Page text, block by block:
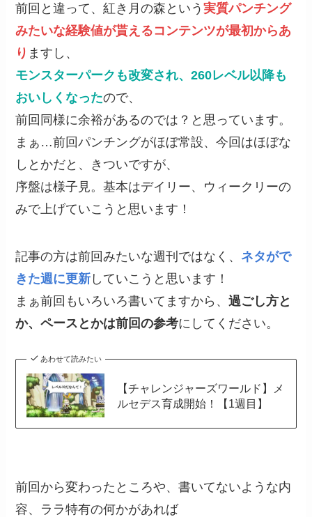
前回と違って、紅き月の森という実質パンチング
みたいな経験値が貰えるコンテンツが最初からあ
り ますし、
モンスターパークも改変され、260レベル以降も
おいしくなったので、
前回同様に余裕があるのでは？と思っています。
まぁ…前回パンチングがほぼ常設、今回はほぼな
しとかだと、きついですが、
序盤は様子見。基本はデイリー、ウィークリーの
みで上げていこうと思います！
記事の方は前回みたいな週刊ではなく、 ネタがで
きた週に更新 していこうと思います！
まぁ前回もいろいろ書いてますから、過ごし方と
か、ペースとかは前回の参考にしてください。
あわせて読みたい
【チャレンジャーズワールド】メ
ルセデス育成開始！【1週目】
前回から変わったところや、書いてないような内
容、ララ特有の何かがあれば